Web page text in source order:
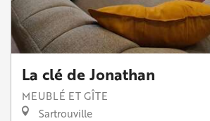
La clé de Jonathan
MEUBLÉ ET GÎTE
Sartrouville